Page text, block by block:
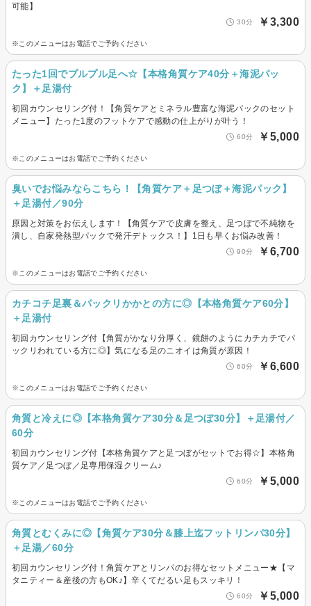
可能】
30分 ￥3,300
※このメニューはお電話でご予約ください
たった1回でプルプル足へ☆【本格角質ケア40分＋海泥パッ
ク】＋足湯付
初回カウンセリング付！【角質ケアとミネラル豊富な海泥パックのセット
メニュー】たった1度のフットケアで感動の仕上がりが叶う！
60分 ￥5,000
※このメニューはお電話でご予約ください
臭いでお悩みならこちら！【角質ケア＋足つぼ＋海泥パック】
＋足湯付／90分
原因と対策をお伝えします！【角質ケアで皮膚を整え、足つぼで不純物を
潰し、自家発熱型パックで発汗デトックス！】1日も早くお悩み改善！
90分 ￥6,700
※このメニューはお電話でご予約ください
カチコチ足裏＆パックリかかとの方に◎【本格角質ケア60分】
＋足湯付
初回カウンセリング付【角質がかなり分厚く、鏡餅のようにカチカチでパ
ックリわれている方に◎】気になる足のニオイは角質が原因！
60分 ￥6,600
※このメニューはお電話でご予約ください
角質と冷えに◎【本格角質ケア30分＆足つぼ30分】＋足湯付／
60分
初回カウンセリング付【本格角質ケアと足つぼがセットでお得☆】本格角
質ケア／足つぼ／足専用保湿クリーム♪
60分 ￥5,000
※このメニューはお電話でご予約ください
角質とむくみに◎【角質ケア30分＆膝上迄フットリンパ30分】
＋足湯／60分
初回カウンセリング付！角質ケアとリンパのお得なセットメニュー★【マ
タニティー＆産後の方もOK♪】辛くてだるい足もスッキリ！
60分 ￥5,000